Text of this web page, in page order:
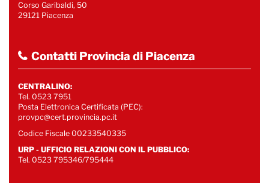
Corso Garibaldi, 50
29121 Piacenza
Contatti Provincia di Piacenza
CENTRALINO:
Tel. 0523 7951
Posta Elettronica Certificata (PEC):
provpc@cert.provincia.pc.it
Codice Fiscale 00233540335
URP - UFFICIO RELAZIONI CON IL PUBBLICO:
Tel. 0523 795346/795444